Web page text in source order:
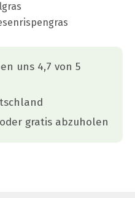
uns 4,7 von 5
gratis abzuholen